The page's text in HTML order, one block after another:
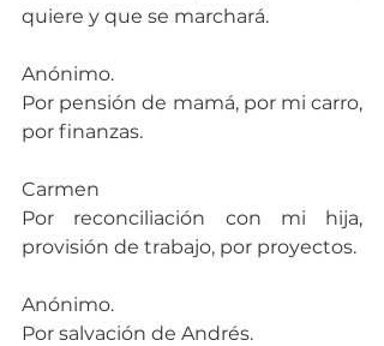
quiere y que se marchará.
Anónimo.
Por pensión de mamá, por mi carro,
por finanzas.
Carmen
Por reconciliación con mi hija,
provisión de trabajo, por proyectos.
Anónimo.
Por salvación de Andrés.